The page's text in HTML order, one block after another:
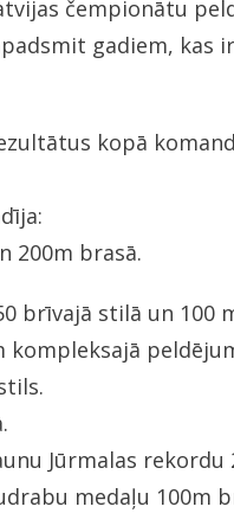
čempionātu
gadiem, kas
kopā
200m brasā.
brīvajā stilā un 100
kompleksajā
Jūrmalas rekordu
medaļu 100m